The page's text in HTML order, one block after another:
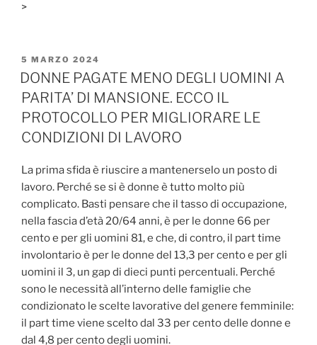
>
PUBBLICATO
IL
5 MARZO 2024
DONNE PAGATE MENO DEGLI UOMINI A
PARITA’ DI MANSIONE. ECCO IL
PROTOCOLLO PER MIGLIORARE LE
CONDIZIONI DI LAVORO
La prima sfida è riuscire a mantenerselo un posto di
lavoro. Perché se si è donne è tutto molto più
complicato. Basti pensare che il tasso di occupazione,
nella fascia d’età 20/64 anni, è per le donne 66 per
cento e per gli uomini 81, e che, di contro, il part time
involontario è per le donne del 13,3 per cento e per gli
uomini il 3, un gap di dieci punti percentuali. Perché
sono le necessità all’interno delle famiglie che
condizionato le scelte lavorative del genere femminile:
il part time viene scelto dal 33 per cento delle donne e
dal 4,8 per cento degli uomini.